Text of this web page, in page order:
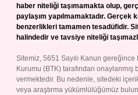
haber niteliği taşımamakta olup,
paylaşım yapılmamaktadır. Gerçek
benzerlikleri tamamen tesadüfidir.
halindedir ve tavsiye niteliği
Sitemiz, 5651 Sayılı Kanun
Kurumu (BTK) tarafından onaylanmış
vermektedir. Bu nedenle, sitedeki
veya araştırma yükümlülüğümüz